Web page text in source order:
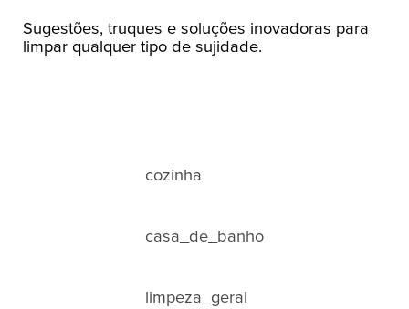
Sugestões, truques e soluções inovadoras para
limpar qualquer tipo de sujidade.
cozinha
casa_de_banho
limpeza_geral